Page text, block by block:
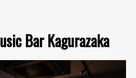
Bar Kagurazaka